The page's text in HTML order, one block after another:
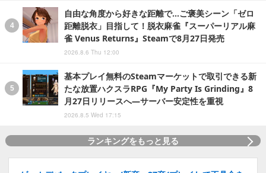
自由な角度から好きな距離で…ご褒美シーン「ゼロ
距離脱衣」目指して！脱衣麻雀『スーパーリアル麻
雀 Venus Returns』Steamで8月27日発売
2026.8.6 Thu 12:00
基本プレイ無料のSteamマーケットで取引できる新
たな放置ハクスラRPG『My Party Is Grinding』8
月27日リリースへ―サーバー安定性を重視
2026.8.5 Wed 17:15
ランキングをもっと見る